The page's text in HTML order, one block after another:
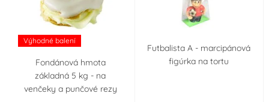
Výhodné balení
Fondánová hmota
základná 5 kg - na
venčeky a punčové rezy
Futbalista A - marcipánová
figúrka na tortu